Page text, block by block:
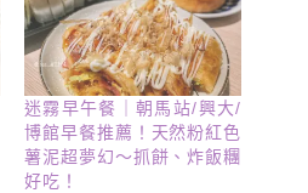
迷霧早午餐｜朝馬站/興大/
博館早餐推薦！天然粉紅色
薯泥超夢幻～抓餅、炸飯糰
好吃！